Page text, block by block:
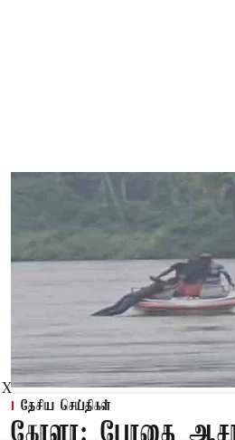
தேசிய செய்திகள்
X